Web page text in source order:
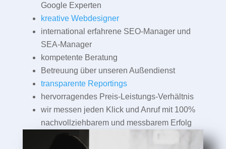
Google Experten
kreative Webdesigner
international erfahrene SEO-Manager und
SEA-Manager
kompetente Beratung
Betreuung über unseren Außendienst
transparente Reportings
hervorragendes Preis-Leistungs-Verhältnis
wir messen jeden Klick und Anruf mit 100%
nachvollziehbarem und messbarem Erfolg